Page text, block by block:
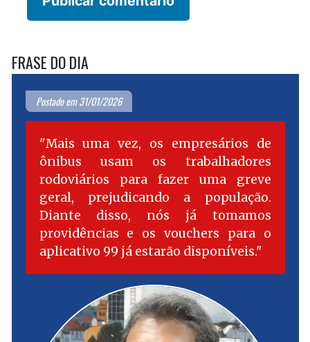
FRASE DO DIA
Postado em 31/01/2026
Mais uma vez, os empresários de
ônibus usam os trabalhadores
rodoviários para fazer uma greve
geral, prejudicando a população.
Diante disso, nós já tomamos
providências e os vouchers para o
aplicativo 99 já estarão disponíveis.